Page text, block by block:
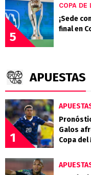
5
COPA DE
¡Sede
final en
APUESTAS
1
Galos
Copa del